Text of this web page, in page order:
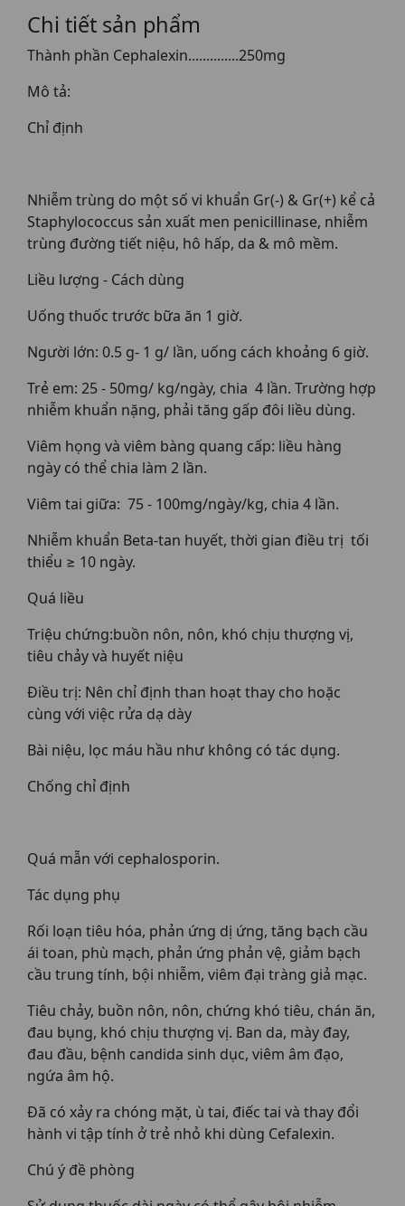
Chi tiết sản phẩm
Thành phần Cephalexin..............250mg
Mô tả:
Chỉ định
Nhiễm trùng do một số vi khuẩn Gr(-) & Gr(+) kể cả
Staphylococcus sản xuất men penicillinase, nhiễm
trùng đường tiết niệu, hô hấp, da & mô mềm.
Liều lượng - Cách dùng
Uống thuốc trước bữa ăn 1 giờ.
Người lớn: 0.5 g- 1 g/ lần, uống cách khoảng 6 giờ.
Trẻ em: 25 - 50mg/ kg/ngày, chia 4 lần. Trường hợp
nhiễm khuẩn nặng, phải tăng gấp đôi liều dùng.
Viêm họng và viêm bàng quang cấp: liều hàng
ngày có thể chia làm 2 lần.
Viêm tai giữa: 75 - 100mg/ngày/kg, chia 4 lần.
Nhiễm khuẩn Beta-tan huyết, thời gian điều trị tối
thiểu ≥ 10 ngày.
Quá liều
Triệu chứng:buồn nôn, nôn, khó chịu thượng vị,
tiêu chảy và huyết niệu
Điều trị: Nên chỉ định than hoạt thay cho hoặc
cùng với việc rửa dạ dày
Bài niệu, lọc máu hầu như không có tác dụng.
Chống chỉ định
Quá mẫn với cephalosporin.
Tác dụng phụ
Rối loạn tiêu hóa, phản ứng dị ứng, tăng bạch cầu
ái toan, phù mạch, phản ứng phản vệ, giảm bạch
cầu trung tính, bội nhiễm, viêm đại tràng giả mạc.
Tiêu chảy, buồn nôn, nôn, chứng khó tiêu, chán ăn,
đau bụng, khó chịu thượng vị. Ban da, mày đay,
đau đầu, bệnh candida sinh dục, viêm âm đạo,
ngứa âm hộ.
Đã có xảy ra chóng mặt, ù tai, điếc tai và thay đổi
hành vi tập tính ở trẻ nhỏ khi dùng Cefalexin.
Chú ý đề phòng